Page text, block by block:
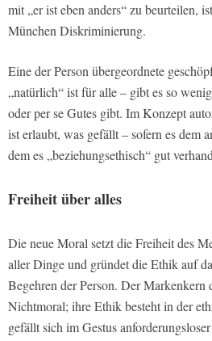
mit „er ist eben anders“ zu beurteilen,
München Diskriminierung.
Eine der Person übergeordnete
„natürlich“ ist für alle – gibt es so
oder per se Gutes gibt. Im Konzept
ist erlaubt, was gefällt – sofern es dem
dem es „beziehungsethisch“ gut
Freiheit über alles
Die neue Moral setzt die Freiheit des
aller Dinge und gründet die Ethik auf
Begehren der Person. Der Markenkern
Nichtmoral; ihre Ethik besteht in der
gefällt sich im Gestus